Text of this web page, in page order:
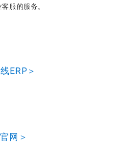
服的服务。
ERP＞
网＞